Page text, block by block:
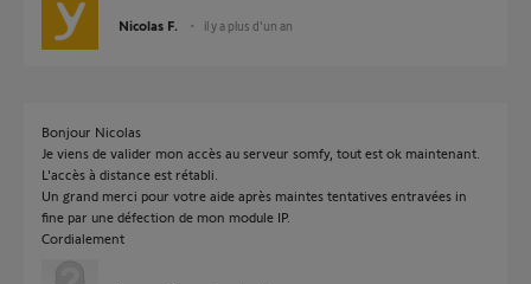
Nicolas F. il y a plus d'un an
Bonjour Nicolas
Je viens de valider mon accès au serveur somfy, tout est ok maintenant.
L'accès à distance est rétabli.
Un grand merci pour votre aide après maintes tentatives entravées in
fine par une défection de mon module IP.
Cordialement